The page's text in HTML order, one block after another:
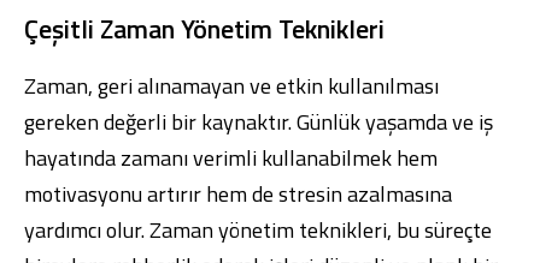
Çeşitli Zaman Yönetim Teknikleri
Zaman, geri alınamayan ve etkin kullanılması
gereken değerli bir kaynaktır. Günlük yaşamda ve iş
hayatında zamanı verimli kullanabilmek hem
motivasyonu artırır hem de stresin azalmasına
yardımcı olur. Zaman yönetim teknikleri, bu süreçte